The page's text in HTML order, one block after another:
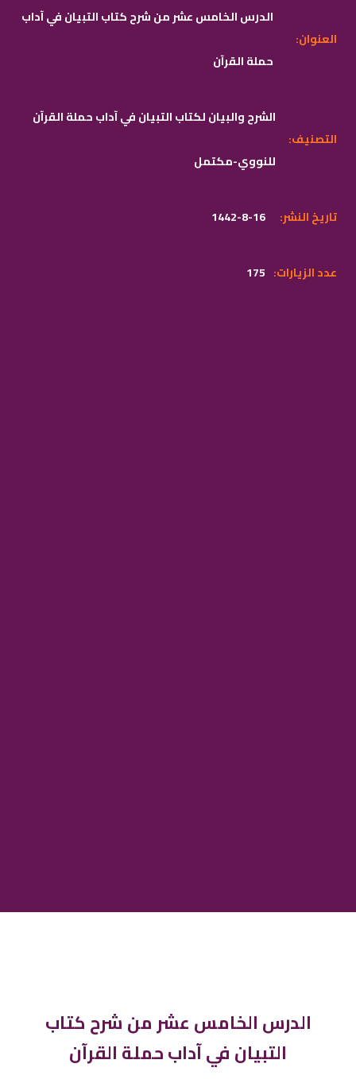
الدرس الخامس عشر من شرح كتاب التبيان في آداب
حملة القرآن
:العنوان
الشرح والبيان لكتاب التبيان في آداب حملة القرآن
للنووي-مكتمل
:التصنيف
1442-8-16 :تاريخ النشر
175 :عدد الزيارات
الدرس الخامس عشر من شرح كتاب
التبيان في آداب حملة القرآن